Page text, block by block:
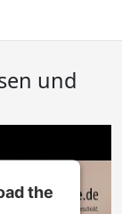
und
the